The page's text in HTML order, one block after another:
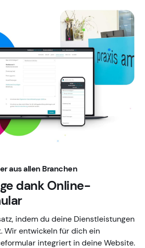
aus allen Branchen
dank Online-
indem du deine Dienstleistungen
Wir entwickeln für dich ein
integriert in deine Website.